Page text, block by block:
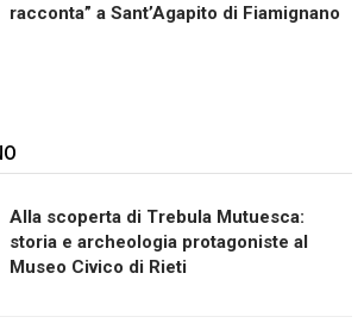
racconta” a Sant’Agapito di Fiamignano
Alla scoperta di Trebula Mutuesca:
storia e archeologia protagoniste al
Museo Civico di Rieti